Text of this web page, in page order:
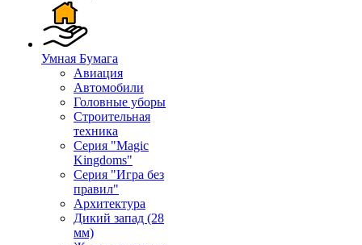
Умная Бумага
Авиация
Автомобили
Головные уборы
Строительная
техника
Серия "Magic
Kingdoms"
Серия "Игра без
правил"
Архитектура
Дикий запад (28
мм)